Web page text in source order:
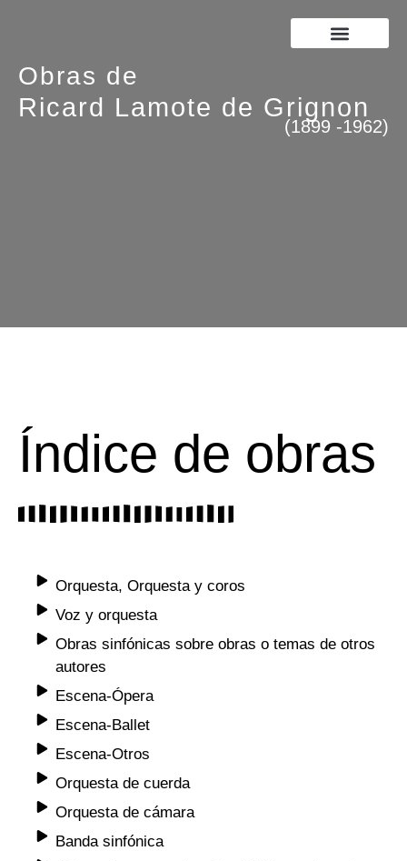
Obras de
Ricard Lamote de Grignon
(1899 -1962)
Índice de obras
Orquesta, Orquesta y coros
Voz y orquesta
Obras sinfónicas sobre obras o temas de otros
autores
Escena-Ópera
Escena-Ballet
Escena-Otros
Orquesta de cuerda
Orquesta de cámara
Banda sinfónica